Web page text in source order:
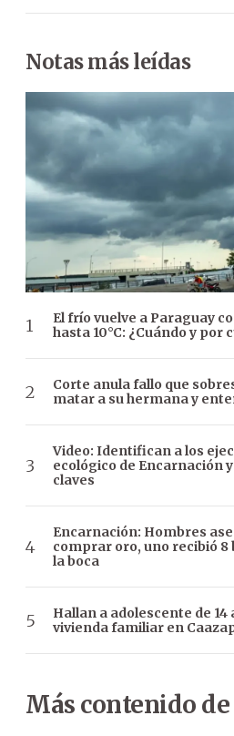
Notas más leídas
El frío vuelve a Paraguay
hasta 10°C: ¿Cuándo y por
Corte anula fallo que
matar a su hermana y
Video: Identifican a los
ecológico de Encarnación
claves
Encarnación: Hombres
comprar oro, uno recibió 8
la boca
Hallan a adolescente de
vivienda familiar en
Más contenido de